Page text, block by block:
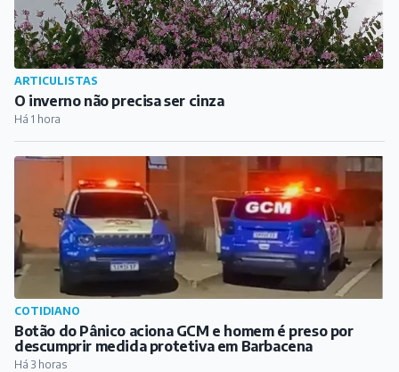
ARTICULISTAS
O inverno não precisa ser cinza
Há 1 hora
COTIDIANO
Botão do Pânico aciona GCM e homem é preso por
descumprir medida protetiva em Barbacena
Há 3 horas